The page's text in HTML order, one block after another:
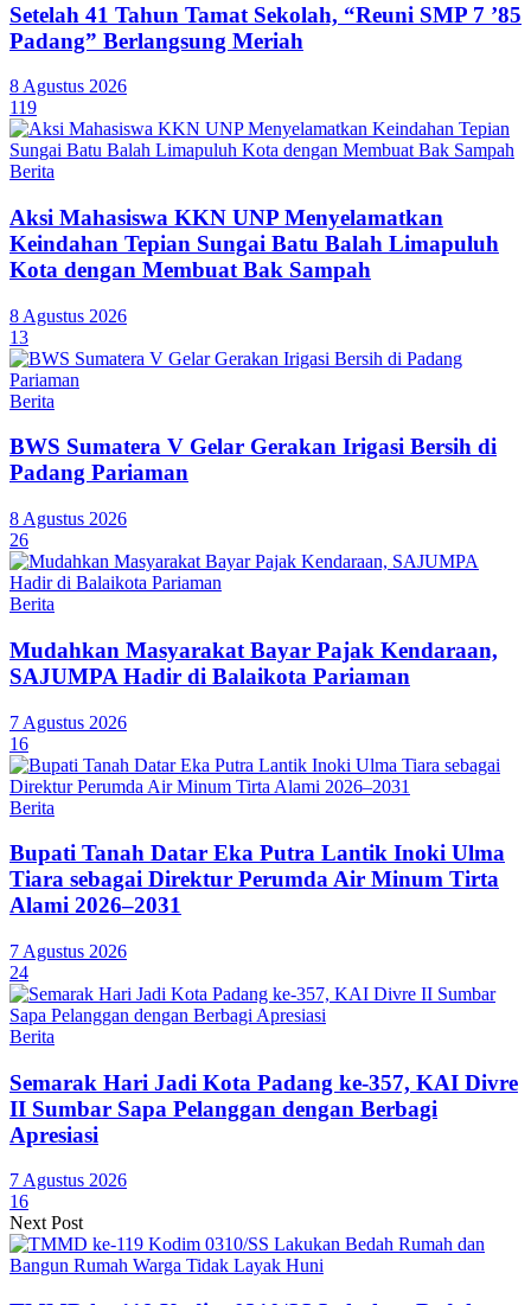
Setelah 41 Tahun Tamat Sekolah, “Reuni SMP 7 ’85
Padang” Berlangsung Meriah
8 Agustus 2026
119
Berita
Aksi Mahasiswa KKN UNP Menyelamatkan
Keindahan Tepian Sungai Batu Balah Limapuluh
Kota dengan Membuat Bak Sampah
8 Agustus 2026
13
Berita
BWS Sumatera V Gelar Gerakan Irigasi Bersih di
Padang Pariaman
8 Agustus 2026
26
Berita
Mudahkan Masyarakat Bayar Pajak Kendaraan,
SAJUMPA Hadir di Balaikota Pariaman
7 Agustus 2026
16
Berita
Bupati Tanah Datar Eka Putra Lantik Inoki Ulma
Tiara sebagai Direktur Perumda Air Minum Tirta
Alami 2026–2031
7 Agustus 2026
24
Berita
Semarak Hari Jadi Kota Padang ke-357, KAI Divre
II Sumbar Sapa Pelanggan dengan Berbagi
Apresiasi
7 Agustus 2026
16
Next Post